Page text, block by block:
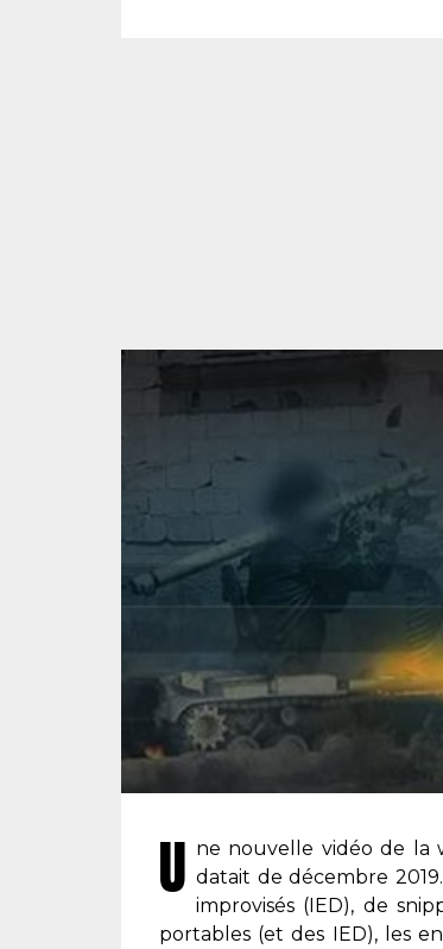
U ne nouvelle vidéo de la
datait de décembre
improvisés (IED), de
portables (et des IED), les